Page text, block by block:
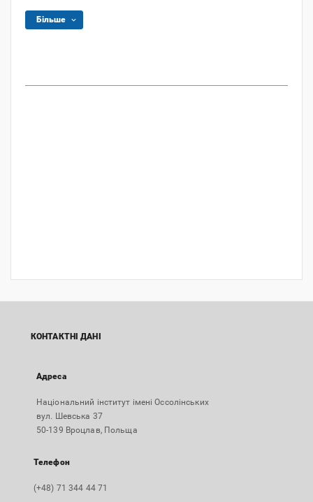
Більше
КОНТАКТНІ ДАНІ
Адреса
Національний інститут імені Оссолінських
вул. Шевська 37
50-139 Вроцлав, Польща
Телефон
(+48) 71 344 44 71